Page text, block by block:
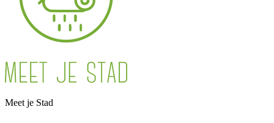
Meet je Stad